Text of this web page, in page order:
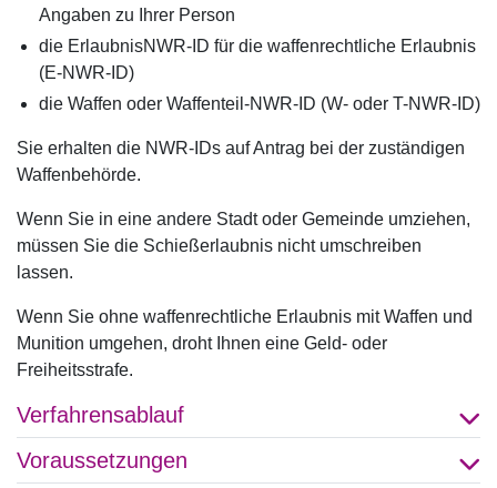
Angaben zu Ihrer Person
die ErlaubnisNWR-ID für die waffenrechtliche Erlaubnis
(E-NWR-ID)
die Waffen oder Waffenteil-NWR-ID (W- oder T-NWR-ID)
Sie erhalten die NWR-IDs auf Antrag bei der zuständigen
Waffenbehörde.
Wenn Sie in eine andere Stadt oder Gemeinde umziehen,
müssen Sie die Schießerlaubnis nicht umschreiben
lassen.
Wenn Sie ohne waffenrechtliche Erlaubnis mit Waffen und
Munition umgehen, droht Ihnen eine Geld- oder
Freiheitsstrafe.
Verfahrensablauf
Voraussetzungen